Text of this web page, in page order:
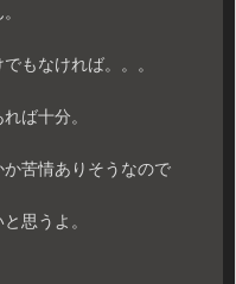
もなければ。。。
ば十分。
苦情ありそうなので
思うよ。